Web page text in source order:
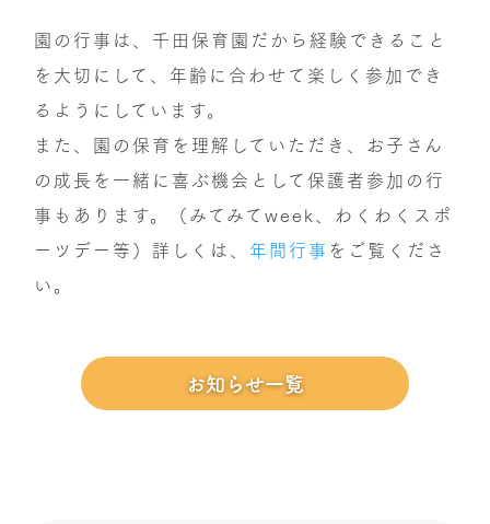
園の行事は、千田保育園だから経験できること
を大切にして、年齢に合わせて楽しく参加でき
るようにしています。
また、園の保育を理解していただき、お子さん
の成長を一緒に喜ぶ機会として保護者参加の行
事もあります。（みてみてweek、わくわくスポ
ーツデー等）詳しくは、 年間行事 をご覧くださ
い。
お知らせ一覧